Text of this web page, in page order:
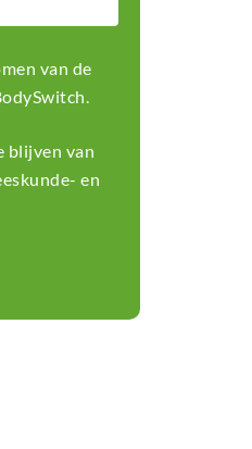
van de
blijven van
en